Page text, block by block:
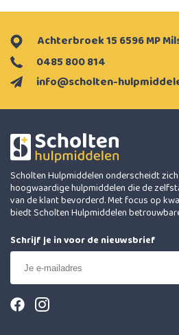
info@scholten-
0485 800 814
Achterbroek 15 6596 MP
Scholten Hulpmiddelen onderscheidt
hoogwaardige hulpmiddelen die de
van de klant bevorderd. Met focus op
biedt Scholten Hulpmiddelen
Schrijf je in voor de nieuwsbrief